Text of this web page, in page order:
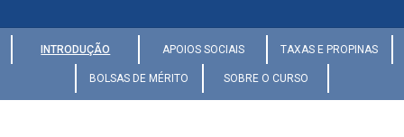
INTRODUÇÃO APOIOS SOCIAIS TAXAS E PROPINAS
BOLSAS DE MÉRITO SOBRE O CURSO